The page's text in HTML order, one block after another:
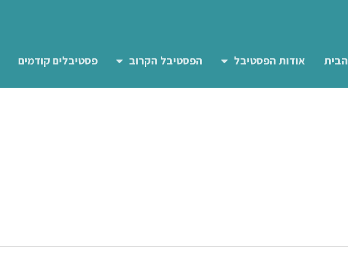
אודות הפסטיבל הפסטיבל הקרוב פסטיבלים קודמים